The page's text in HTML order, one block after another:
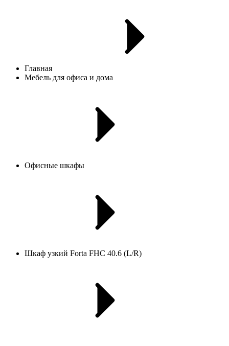
Главная
Мебель для офиса и дома
Офисные шкафы
Шкаф узкий Forta FHC 40.6 (L/R)